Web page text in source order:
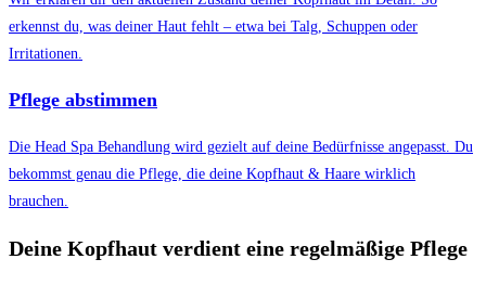
erkennst du, was deiner Haut fehlt – etwa bei Talg, Schuppen oder
Irritationen.
Pflege abstimmen
Die Head Spa Behandlung wird gezielt auf deine Bedürfnisse angepasst. Du
bekommst genau die Pflege, die deine Kopfhaut & Haare wirklich
brauchen.
Deine Kopfhaut verdient eine regelmäßige Pflege